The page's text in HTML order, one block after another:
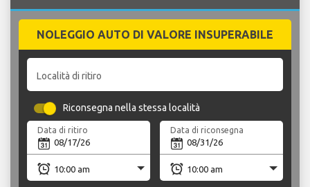
NOLEGGIO AUTO DI VALORE INSUPERABILE
Località di ritiro
Riconsegna nella stessa località
Data di ritiro Data di riconsegna